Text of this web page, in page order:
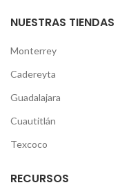
NUESTRAS TIENDAS
Monterrey
Cadereyta
Guadalajara
Cuautitlán
Texcoco
RECURSOS